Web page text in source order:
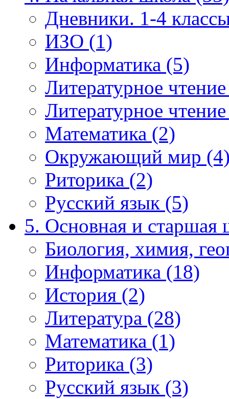
Дневники. 1-4
ИЗО (1)
Информатика (5)
Литературное
Литературное
Математика (2)
Окружающий мир
Риторика (2)
Русский язык (5)
5. Основная и старшая
Биология, химия,
Информатика (18)
История (2)
Литература (28)
Математика (1)
Риторика (3)
Русский язык (3)